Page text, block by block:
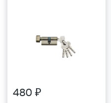
480 ₽